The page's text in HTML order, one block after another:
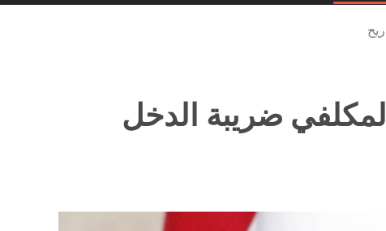
لمكلفي ضريبة الدخل